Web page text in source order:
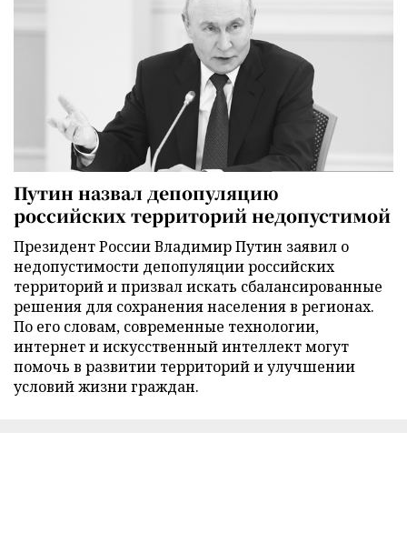
Путин назвал депопуляцию
российских территорий недопустимой
Президент России Владимир Путин заявил о
недопустимости депопуляции российских
территорий и призвал искать сбалансированные
решения для сохранения населения в регионах.
По его словам, современные технологии,
интернет и искусственный интеллект могут
помочь в развитии территорий и улучшении
условий жизни граждан.